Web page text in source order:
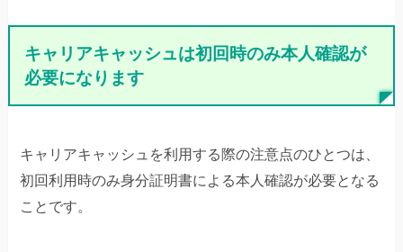
キャリアキャッシュは初回時のみ本人確認が
必要になります
キャリアキャッシュを利用する際の注意点のひとつは、
初回利用時のみ身分証明書による本人確認が必要となる
ことです。